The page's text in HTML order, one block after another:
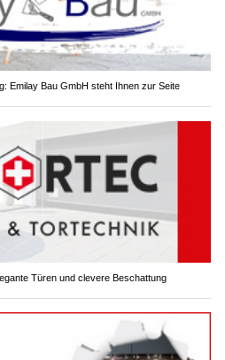
Emilay Bau GmbH steht Ihnen zur Seite
Türen und clevere Beschattung